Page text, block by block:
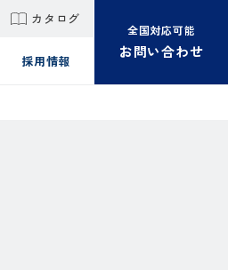
カタログ
採用情報
全国対応可能
お問い合わせ